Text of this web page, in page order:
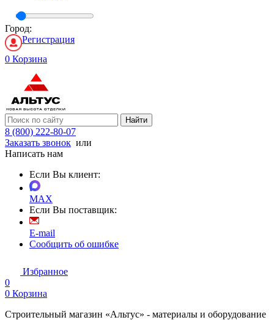
Город:
Регистрация
0 Корзина
Найти
8 (800) 222-80-07
Заказать звонок или
Написать нам
Если Вы клиент:
MAX
Если Вы поставщик:
E-mail
Сообщить об ошибке
Избранное
0
0 Корзина
Строительный магазин «Альтус» - материалы и оборудование